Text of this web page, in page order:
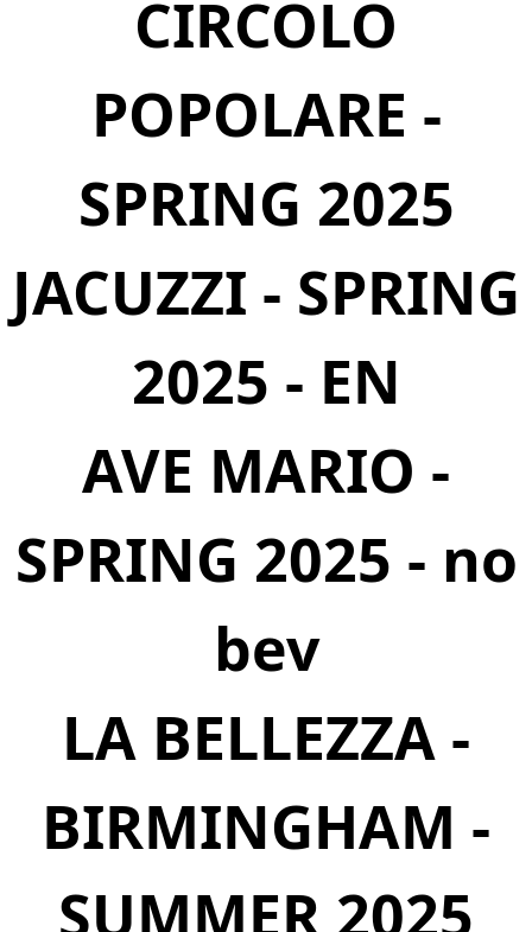
CIRCOLO
POPOLARE -
SPRING 2025
JACUZZI - SPRING
2025 - EN
AVE MARIO -
SPRING 2025 - no
bev
LA BELLEZZA -
BIRMINGHAM -
SUMMER 2025